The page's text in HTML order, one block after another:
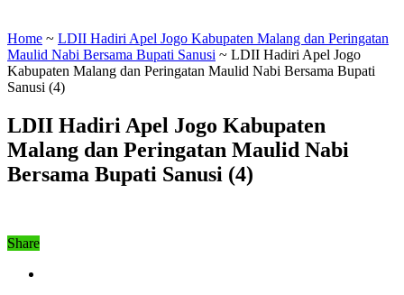
Home ~ LDII Hadiri Apel Jogo Kabupaten Malang dan Peringatan
Maulid Nabi Bersama Bupati Sanusi ~ LDII Hadiri Apel Jogo
Kabupaten Malang dan Peringatan Maulid Nabi Bersama Bupati
Sanusi (4)
LDII Hadiri Apel Jogo Kabupaten
Malang dan Peringatan Maulid Nabi
Bersama Bupati Sanusi (4)
Share